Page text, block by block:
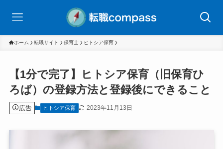
ホーム 転職サイト 保育士 ヒトシア保育
【1分で完了】ヒトシア保育（旧保育ひ
ろば）の登録方法と登録後にできること
広告 ヒトシア保育 2023年11月13日